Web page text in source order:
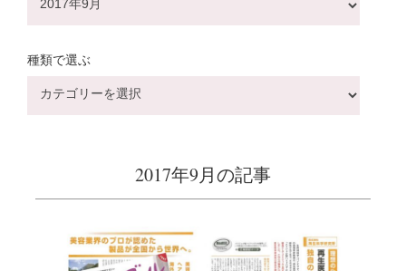
ブ
種類で選ぶ
2017年9月の記事